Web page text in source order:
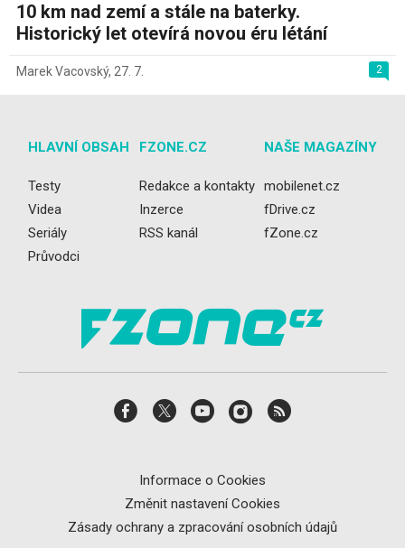
10 km nad zemí a stále na baterky.
Historický let otevírá novou éru létání
2
Marek Vacovský, 27. 7.
HLAVNÍ OBSAH
Testy
Videa
Seriály
Průvodci
FZONE.CZ
Redakce a kontakty
Inzerce
RSS kanál
NAŠE MAGAZÍNY
mobilenet.cz
fDrive.cz
fZone.cz
Informace o Cookies
Změnit nastavení Cookies
Zásady ochrany a zpracování osobních údajů